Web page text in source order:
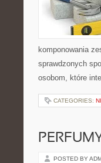
komponowania
sprawdzonych
osobom, które
CATEGORIES:
POSTED BY